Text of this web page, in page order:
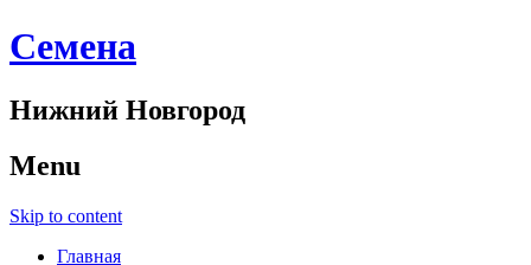
Cемена
Нижний Новгород
Menu
Skip to content
Главная